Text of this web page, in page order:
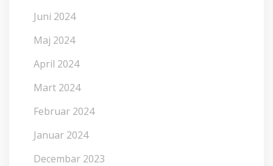
Juni 2024
Maj 2024
April 2024
Mart 2024
Februar 2024
Januar 2024
Decembar 2023